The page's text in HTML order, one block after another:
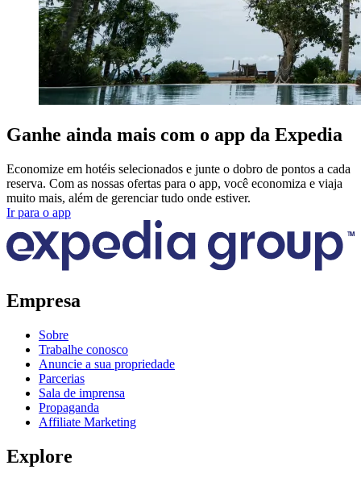
Ganhe ainda mais com o app da Expedia
Economize em hotéis selecionados e junte o dobro de pontos a cada
reserva. Com as nossas ofertas para o app, você economiza e viaja
muito mais, além de gerenciar tudo onde estiver.
Ir para o app
Empresa
Sobre
Trabalhe conosco
Anuncie a sua propriedade
Parcerias
Sala de imprensa
Propaganda
Affiliate Marketing
Explore